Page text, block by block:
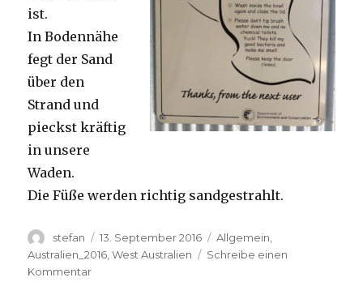
ist.
In Bodennähe
fegt der Sand
über den
Strand und
pieckst kräftig
in unsere
Waden.
Die Füße werden richtig sandgestrahlt.
Autor
stefan
Veröffentlicht
am
13. September 2016 Kategorien
Allgemein
Australien_2016 ,West Australien
Schreibe einen
Kommentarzu